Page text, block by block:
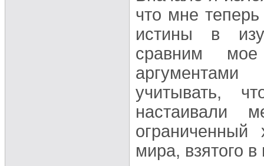
что мне
истины в
сравним
учитывать,
настаивали
мира, взятого